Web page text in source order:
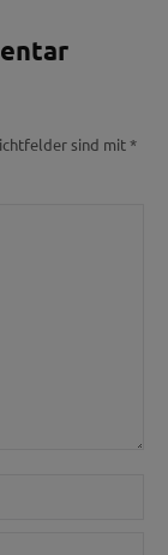
sind mit*